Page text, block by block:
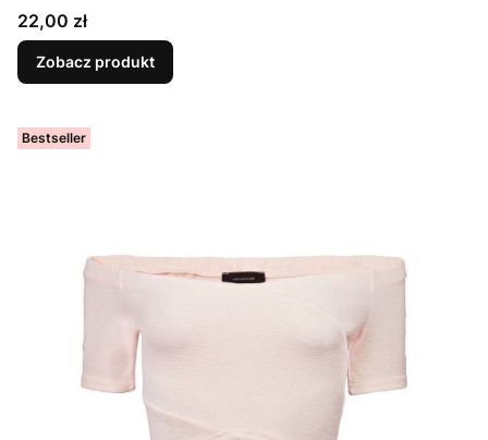
Cena
22,00 zł
Zobacz produkt
Bestseller